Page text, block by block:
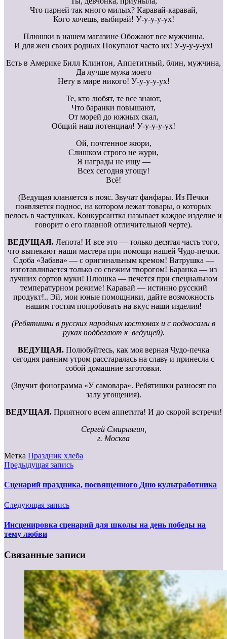
Что парней так много милых? Каравай-каравай,
Кого хочешь, выбирай! У-у-у-у-ух!
Плюшки в нашем магазине Обожают все мужчины.
И для жен своих родных Покупают часто их! У-у-у-у-ух!
Есть в Америке Билл Клинтон, Аппетитный, блин, мужчина,
Да лучше мужа моего
Нету в мире никого! У-у-у-у-ух!
Те, кто любят, те все знают,
Что баранки повышают,
От морей до южных скал,
Общий наш потенциал! У-у-у-у-ух!
Ой, почтенное жюри,
Слишком строго не жури,
Я награды не ищу —
Всех сегодня угощу!
Всё!
(Ведущая кланяется в пояс. Звучат фанфары. Из Печки
появляется поднос, на котором лежат товары, о которых
пелось в частушках. Конкурсантка называет каждое изделие и
говорит о его главной отличительной черте).
ВЕДУЩАЯ. Лепота! И все это — только десятая часть того,
что выпекают наши мастера при помощи нашей Чудо-печки.
Сдоба «Забава» — с оригинальным кремом! Ватрушка —
изготавливается только со свежим творогом! Баранка — из
лучших сортов муки! Плюшка — печется при специальном
температурном режиме! Каравай — истинно русский
продукт!.. Эй, мои юные помощники, дайте возможность
нашим гостям попробовать на вкус наши изделия!
(Ребятишки в русских народных костюмах и с подносами в
руках подбегают к ведущей).
ВЕДУЩАЯ. Полюбуйтесь, как моя верная Чудо-печка
сегодня ранним утром расстаралась на славу и принесла с
собой домашние заготовки.
(Звучит фонограмма «У самовара». Ребятишки разносят по
залу угощения).
ВЕДУЩАЯ.Приятного всем аппетита! И до скорой встречи!
Сергей Смирнягин,
г. Москва
Метка Праздник хлеба
Предыдущая запись
Сценарий праздника, посвященного Дню культработника
Следующая запись
Инсценировка сценарий для школы на день победы на
тему любви
Связанные записи